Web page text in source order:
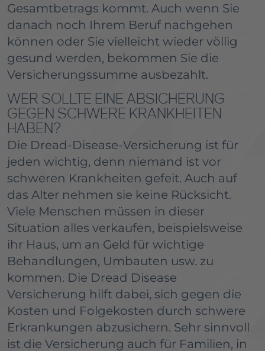
Gesamtbetrags kommt. Auch wenn Sie
danach noch Ihrem Beruf nachgehen
können oder Sie vielleicht wieder völlig
gesund werden, bekommen Sie die
Versicherungssumme ausbezahlt.
WER SOLLTE EINE ABSICHERUNG
GEGEN SCHWERE KRANKHEITEN
HABEN?
Die Dread-Disease-Versicherung ist für
jeden wichtig, denn niemand ist vor
schweren Krankheiten gefeit. Auch auf
das Alter nehmen sie keine Rücksicht.
Viele Menschen müssen in dieser
Situation alles verkaufen, beispielsweise
ihr Haus, um an Geld für wichtige
Behandlungen, Umbauten usw. zu
kommen. Die Dread Disease
Versicherung hilft dabei, sich gegen die
Kosten und Folgekosten durch schwere
Erkrankungen abzusichern. Sehr sinnvoll
ist die Versicherung auch für Familien, in